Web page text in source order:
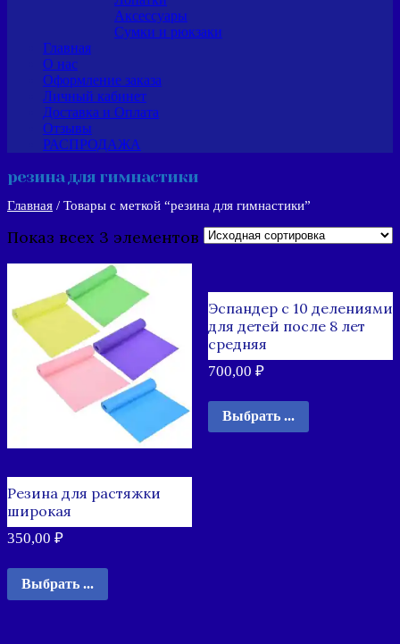
Аксессуары
Сумки и рюкзаки
Главная
О нас
Оформление заказа
Личный кабинет
Доставка и Оплата
Отзывы
РАСПРОДАЖА
резина для гимнастики
Главная / Товары с меткой “резина для гимнастики”
Показ всех 3 элементов
Резина для растяжки
широкая
350,00 ₽
Выбрать ...
Эспандер с 10 делениями
для детей после 8 лет
средняя
700,00 ₽
Выбрать ...